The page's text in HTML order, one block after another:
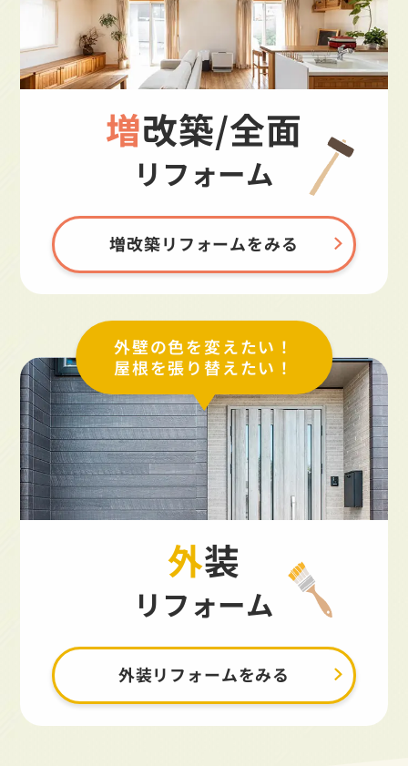
増改築/全面
リフォーム
増改築リフォームをみる
外壁の色を変えたい！
屋根を張り替えたい！
外装
リフォーム
外装リフォームをみる